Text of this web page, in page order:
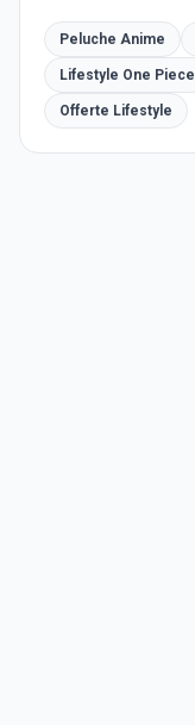
Peluche Anime
Lifestyle One Piece
Offerte Lifestyle